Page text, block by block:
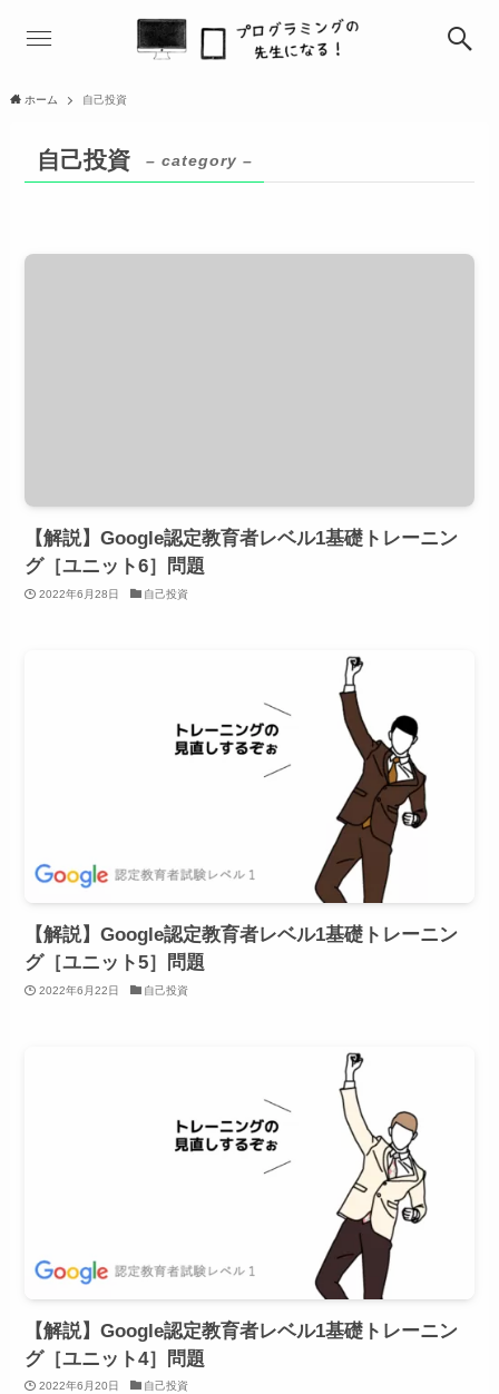
ホーム 自己投資
自己投資 – category –
【解説】Google認定教育者レベル1基礎トレーニン
グ［ユニット6］問題
2022年6月28日 自己投資
【解説】Google認定教育者レベル1基礎トレーニン
グ［ユニット5］問題
2022年6月22日 自己投資
【解説】Google認定教育者レベル1基礎トレーニン
グ［ユニット4］問題
2022年6月20日 自己投資